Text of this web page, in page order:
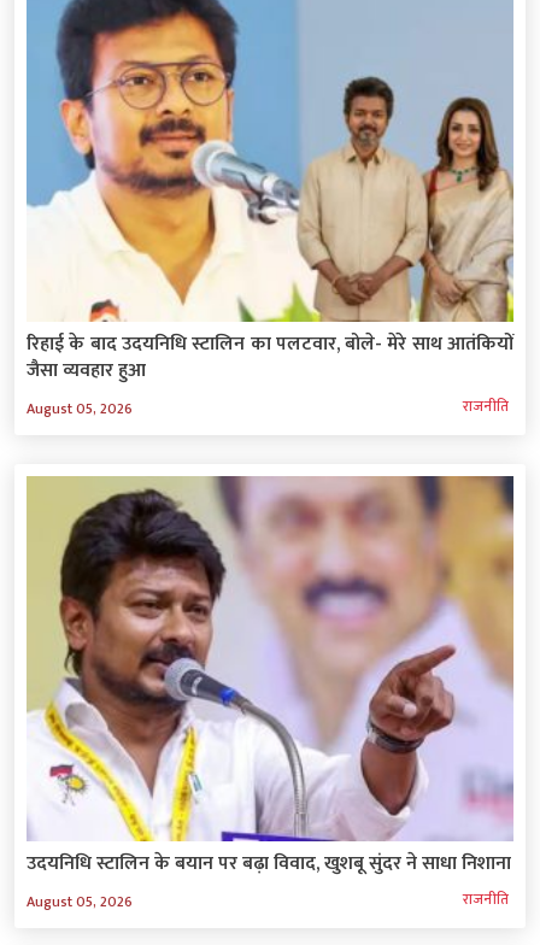
रिहाई के बाद उदयनिधि स्टालिन का पलटवार, बोले- मेरे साथ आतंकियों
जैसा व्यवहार हुआ
August 05, 2026 राजनीति
उदयनिधि स्टालिन के बयान पर बढ़ा विवाद, खुशबू सुंदर ने साधा निशाना
August 05, 2026 राजनीति